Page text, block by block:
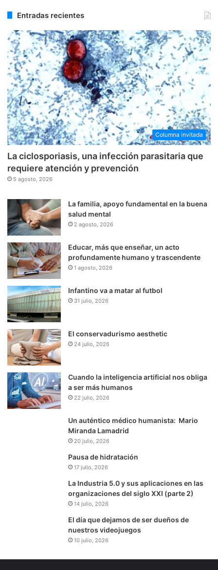
Entradas recientes
Columna invitada
La ciclosporiasis, una infección parasitaria que
requiere atención y prevención
5 agosto, 2026
La familia, apoyo fundamental en la buena
salud mental
2 agosto, 2026
Educar, más que enseñar, un acto
profundamente humano y trascendente
1 agosto, 2026
Infantino va a matar al futbol
31 julio, 2026
El conservadurismo aesthetic
24 julio, 2026
Cuando la inteligencia artificial nos obliga
a ser más humanos
22 julio, 2026
Un auténtico médico humanista: Mario
Miranda Lamadrid
20 julio, 2026
Pausa de hidratación
17 julio, 2026
La Industria 5.0 y sus aplicaciones en las
organizaciones del siglo XXI (parte 2)
14 julio, 2026
El día que dejamos de ser dueños de
nuestros videojuegos
10 julio, 2026